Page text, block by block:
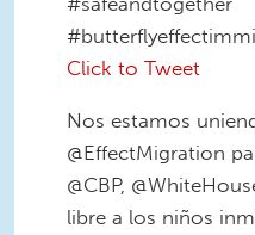
Click to Tweet
Nos estamos
@EffectMigration
@CBP,
libre a los niños